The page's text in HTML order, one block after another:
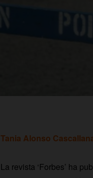
Tania Alonso
La revista ‘Forbes’ ha